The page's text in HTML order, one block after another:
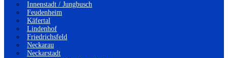
Innenstadt / Jungbusch
Feudenheim
Käfertal
Lindenhof
Friedrichsfeld
Neckarau
Neckarstadt